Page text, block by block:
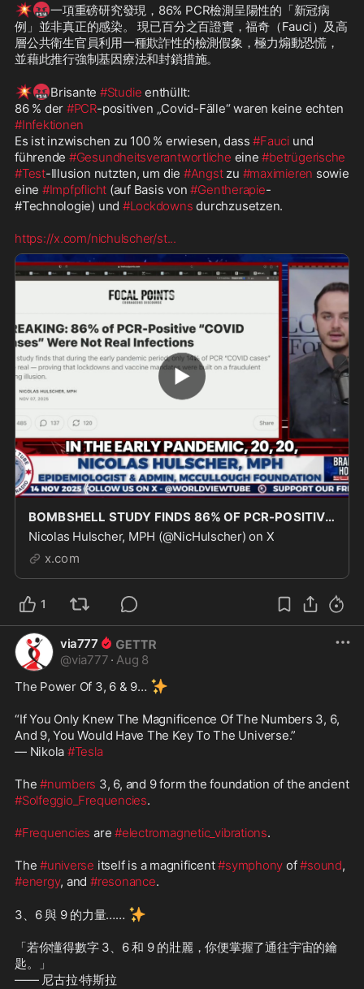
💥🤬一項重磅研究發現，86% PCR檢測呈陽性的「新冠病
例」並非真正的感染。 現已百分之百證實，福奇（Fauci）及高
層公共衛生官員利用一種欺詐性的檢測假象，極力煽動恐慌，
並藉此推行強制基因療法和封鎖措施。
💥🤬Brisante #Studie enthüllt:
86 % der #PCR
#Infektionen
Es ist inzwischen zu 100 % erwiesen, dass #Fauci und
führende #Gesundheitsverantwortliche eine #betrügerische
#Test-Illusion nutzten, um die #Angst zu #maximieren sowie
eine #Impfpflicht (auf Basis von #Gentherapie-
#Technologie) und #Lockdowns durchzusetzen.
https://x.com/nichulscher/st...
BOMBSHELL STUDY FINDS 86% OF PCR-POSITIVE “COVID CASES” WERE NOT REAL INFECTIONS It is now 100
Nicolas Hulscher, MPH (@NicHulscher) on X
x.com
1
via777
@via777 · Aug 8
The Power Of 3, 6 & 9… ✨
“If You Only Knew The Magnificence Of The Numbers 3, 6,
And 9, You Would Have The Key To The Universe.”
— Nikola #Tesla
The #numbers
3, 6, and 9 form the foundation of the ancient
#Solfeggio_Frequencies.
#Frequencies are #electromagnetic_vibrations.
The #universe itself is a magnificent #symphony of #sound
#energy, and #resonance.
3、6 與 9 的力量…… ✨
「若你懂得數字 3、6 和 9 的壯麗，你便掌握了通往宇宙的鑰
匙。」
—— 尼古拉·特斯拉